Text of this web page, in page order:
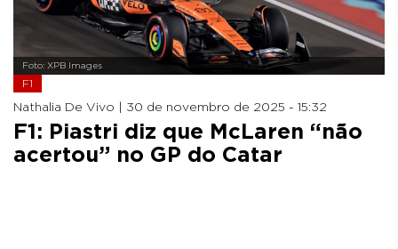
Foto: XPB Images
F1
Nathalia De Vivo | 30 de novembro de 2025 - 15:32
F1: Piastri diz que McLaren “não
acertou” no GP do Catar